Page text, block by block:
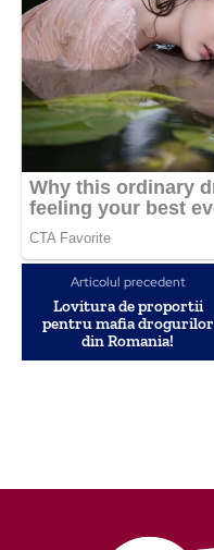
Articolul precedent
Lovitura de proportii
pentru mafia drogurilor
din Romania!